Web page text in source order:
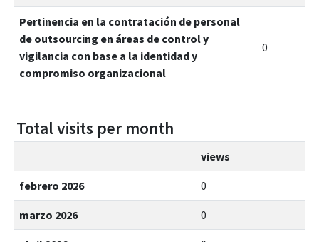
Pertinencia en la contratación de personal
de outsourcing en áreas de control y
vigilancia con base a la identidad y
compromiso organizacional
0
Total visits per month
views
febrero 2026 0
marzo 2026 0